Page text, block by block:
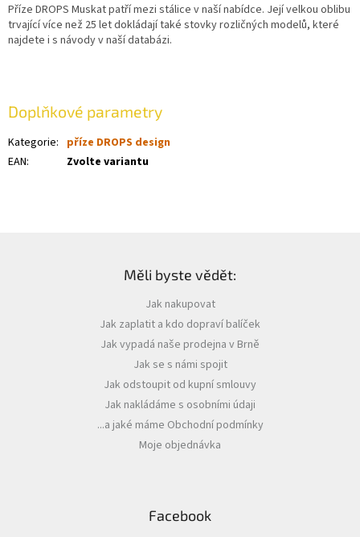
Příze DROPS Muskat patří mezi stálice v naší nabídce. Její velkou oblibu
trvající více než 25 let dokládají také stovky rozličných modelů, které
najdete i s návody v naší databázi.
Doplňkové parametry
Kategorie: příze DROPS design
EAN: Zvolte variantu
Měli byste vědět:
Jak nakupovat
Jak zaplatit a kdo dopraví balíček
Jak vypadá naše prodejna v Brně
Jak se s námi spojit
Jak odstoupit od kupní smlouvy
Jak nakládáme s osobními údaji
...a jaké máme Obchodní podmínky
Moje objednávka
Facebook